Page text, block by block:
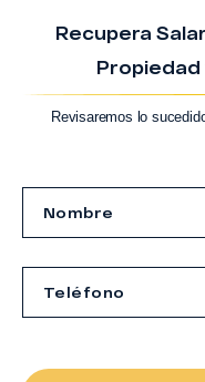
Recupera
Revisaremos lo